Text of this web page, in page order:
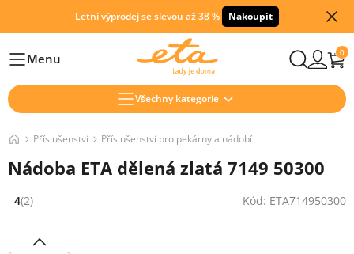
Letní výprodej se slevou až 38 % Nakoupit
HlavníMenu 0
Všechny kategorie
Příslušenství Příslušenství pro pekárny a nádobí
Nádoba ETA dělená zlatá 7149 50300
Hodnocení: 4 z 5 (2 recenzí)
4(2) Kód: ETA714950300